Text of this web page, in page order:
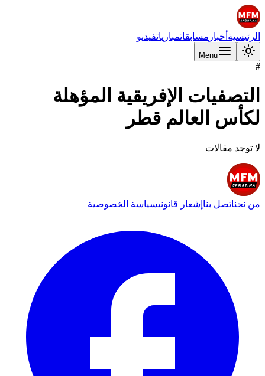
الرئيسية أخبار مسابقاتمبارياتفيديو
Menu
#
التصفيات الإفريقية المؤهلة
لكأس العالم قطر
لا توجد مقالات
من نحناتصل بنا إشعار قانونيسياسة الخصوصية